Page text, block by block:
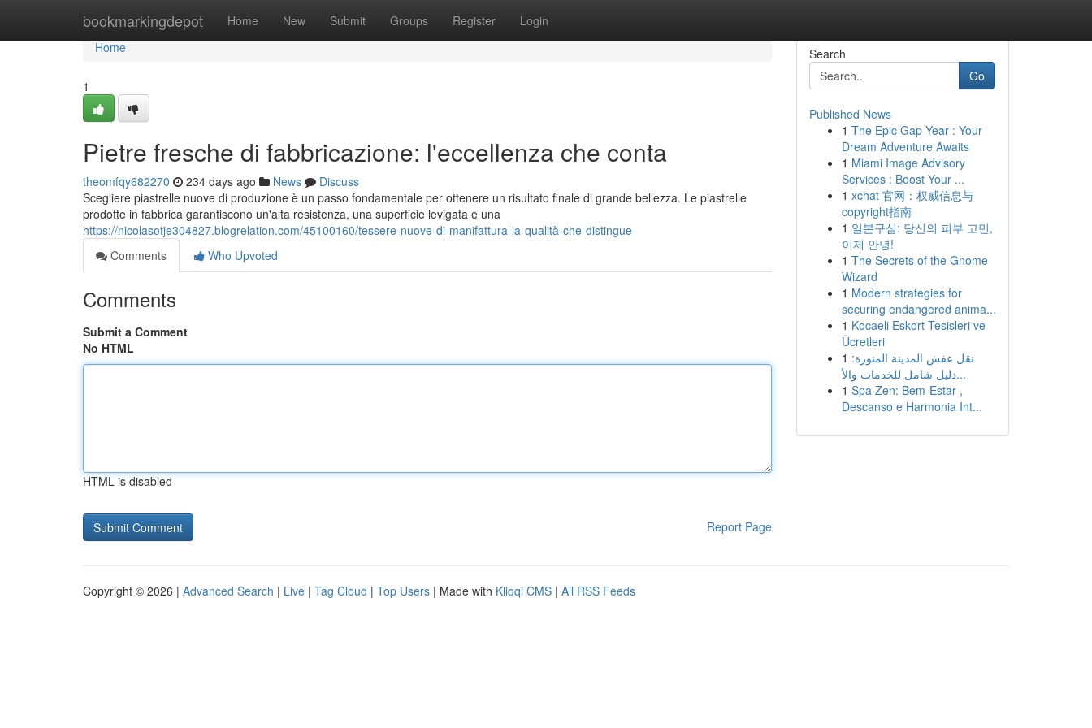
bookmarkingdepot Home New Submit Groups Register Login
Home
Home
1
Pietre fresche di fabbricazione: l'eccellenza che conta
theomfqy682270 234 days ago News
Discuss
Scegliere piastrelle nuove di produzione è un passo fondamentale per ottenere un risultato finale di grande bellezza. Le piastrelle
prodotte in fabbrica garantiscono un'alta resistenza, una superficie levigata e una
https://nicolasotje304827.blogrelation.com/45100160/tessere-nuove-di-manifattura-la-qualità-che-distingue
Comments
Who Upvoted
Comments
Submit a Comment
No HTML
HTML is disabled
Report Page
Search
Go
Published News
1 The Epic Gap Year : Your
Dream Adventure Awaits
1 Miami Image Advisory
Services : Boost Your ...
1 xchat 官网：权威信息与
copyright指南
1 일본구심: 당신의 피부 고민,
이제 안녕!
1 The Secrets of the Gnome
Wizard
1 Modern strategies for
securing endangered anima...
1 Kocaeli Eskort Tesisleri ve
Ücretleri
1 نقل عفش المدينة المنورة:
دليل شامل للخدمات والأ...
1 Spa Zen: Bem-Estar ,
Descanso e Harmonia Int...
Copyright © 2026 | Advanced Search | Live | Tag Cloud | Top Users | Made with Kliqqi CMS | All RSS Feeds